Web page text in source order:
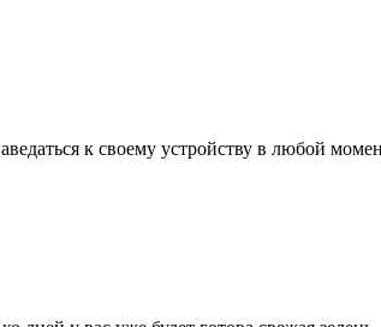
к своему устройству в любой